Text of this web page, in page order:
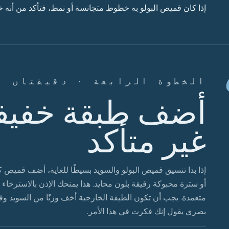
إذا كان قميص البولو به خطوط متجانسة أو نمط، فتأكد من
الخطوة الرابعة · دقيقتان
أضف طبقة
غير متأكد
إذا بدا تنسيق قميص البولو والسويد بسيطًا للغاية، أضف
أو سترة محبوكة رقيقة بلون محايد. هذا يمنحك الإذن
متعمدة. يجب أن تكون الطبقة الخارجية أخف وزنًا من السويد
بصري يقول إنك فكرت في هذا الأمر.